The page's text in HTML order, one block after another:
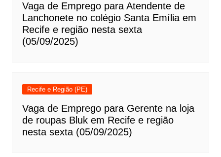
Vaga de Emprego para Atendente de
Lanchonete no colégio Santa Emília em
Recife e região nesta sexta
(05/09/2025)
Recife e Região (PE)
Vaga de Emprego para Gerente na loja
de roupas Bluk em Recife e região
nesta sexta (05/09/2025)